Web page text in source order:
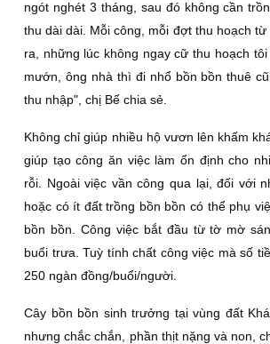
ngót nghét 3 tháng, sau đó không cần
thu dài dài. Mỗi công, mỗi đợt thu hoạch
ra, những lúc không ngay cữ thu hoạch
mướn, ông nhà thì đi nhổ bồn bồn thuê
thu nhập", chị Bế chia sẻ.
Không chỉ giúp nhiều hộ vươn lên khấm
giúp tạo công ăn việc làm ổn định cho
rỗi. Ngoài việc vần công qua lại, đối với
hoặc có ít đất trồng bồn bồn có thể phụ
bồn bồn. Công việc bắt đầu từ tờ mờ
buổi trưa. Tuỳ tính chất công việc mà số
250 ngàn đồng/buổi/người.
Cây bồn bồn sinh trưởng tại vùng đất
nhưng chắc chắn, phần thịt nặng và non,